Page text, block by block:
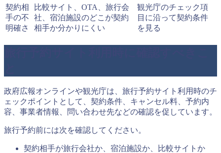
契約相
手の不
明確さ
比較サイト、OTA、旅行会
社、宿泊施設のどこが契約
相手か分かりにくい
観光庁のチェック項
目に沿って契約条件
を見る
政府広報オンラインや観光庁は、旅行予約サイト利用時のチ
ェックポイントとして、契約条件、キャンセル料、予約内
容、事業者情報、問い合わせ先などの確認を促しています。
旅行予約前には次を確認してください。
契約相手が旅行会社か、宿泊施設か、比較サイトか